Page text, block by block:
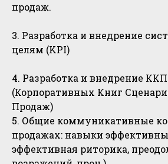
продаж.
3. Разработка и внедрение
целям (KPI)
4. Разработка и внедрение ККП
(Корпоративных Книг
Продаж)
5. Общие коммуникативные
продажах: навыки
эффективная риторика,